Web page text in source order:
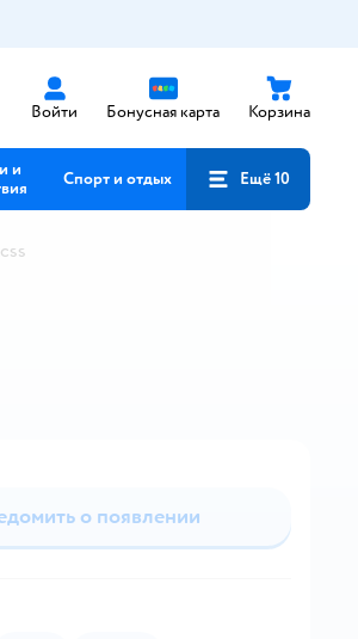
Войти Бонусная карта Корзина
и
Спорт и отдых Ещё 10
о появлении